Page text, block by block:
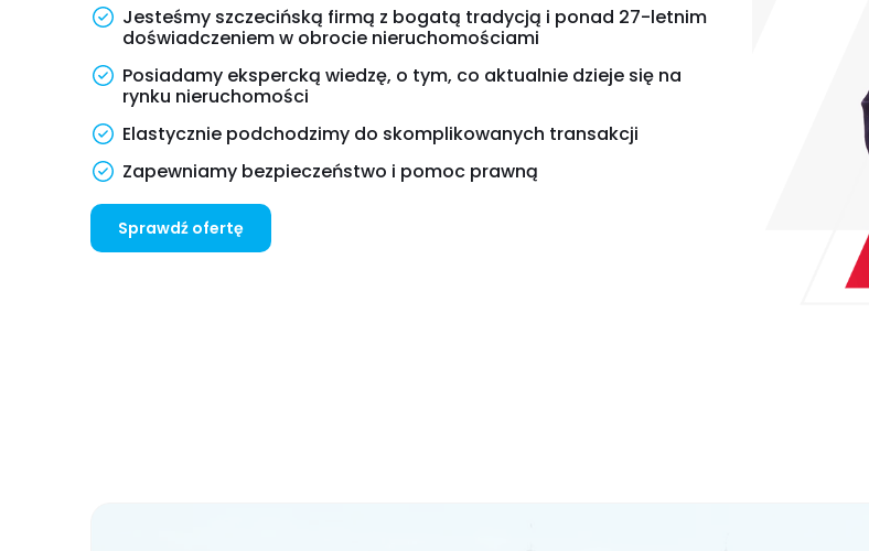
Jesteśmy szczecińską firmą z bogatą tradycją i ponad 27-letnim
doświadczeniem w obrocie nieruchomościami
Posiadamy ekspercką wiedzę, o tym, co aktualnie dzieje się na
rynku nieruchomości
Elastycznie podchodzimy do skomplikowanych transakcji
Zapewniamy bezpieczeństwo i pomoc prawną
Sprawdź ofertę